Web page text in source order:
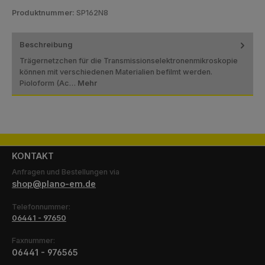
Produktnummer: SP162N8
Beschreibung
Trägernetzchen für die Transmissionselektronenmikroskopie
können mit verschiedenen Materialien befilmt werden.
Pioloform (Ac… Mehr
KONTAKT
Anfragen und Bestellungen via
shop@plano-em.de
Telefonnummer:
06441 - 97650
Faxnummer:
06441 - 976565